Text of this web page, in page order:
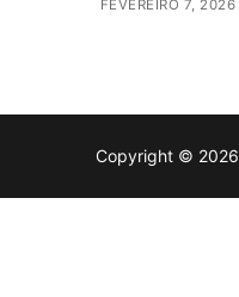
FEVEREIRO 7, 2026
Copyright © 2026